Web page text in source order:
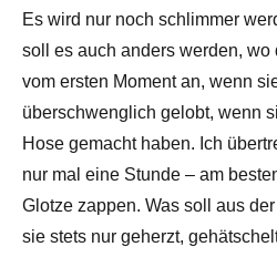
Es wird nur noch schlimmer
soll es auch anders werden,
vom ersten Moment an, wenn
überschwenglich gelobt, wenn
Hose gemacht haben. Ich
nur mal eine Stunde – am
Glotze zappen. Was soll aus
sie stets nur geherzt,